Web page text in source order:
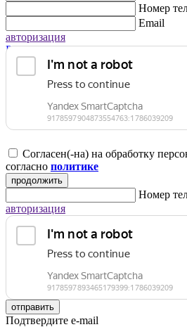
Номер
Email
авторизация
Регистрация для юридических лиц
Согласен(-на) на обработку
согласно политике
продолжить
Номер
авторизация
отправить
Подтвердите e-mail